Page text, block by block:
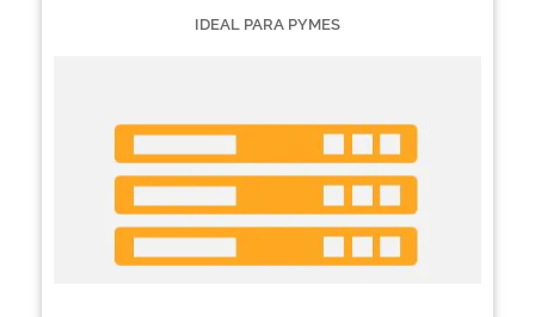
IDEAL PARA PYMES